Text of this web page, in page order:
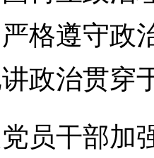
格遵守政
政治贯穿
干部加